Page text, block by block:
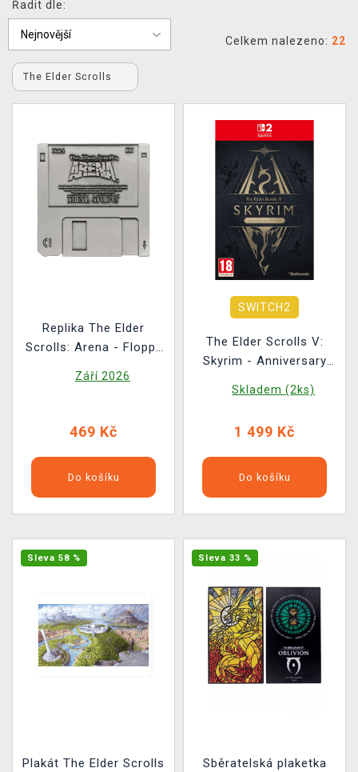
DOPRAVA
XZONE KLUB
TCG & BOARDGAME HUB
Řadit dle:
Celkem nalezeno: 22
The Elder Scrolls
Replika The Elder
Scrolls: Arena - Floppy
Září 2026
469 Kč
Do košíku
SWITCH2
The Elder Scrolls V:
Skyrim - Anniversary
Skladem (2ks)
1 499 Kč
Do košíku
Sleva 58 %
Plakát The Elder Scrolls
Sleva 33 %
Sběratelská plaketka